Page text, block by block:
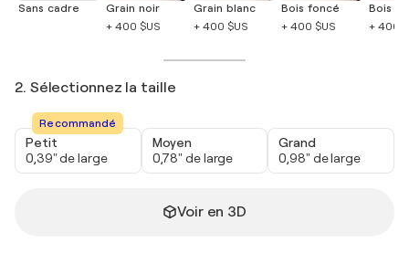
Sans cadre
Grain noir
+ 400 $US
Grain blanc
+ 400 $US
Bois foncé
+ 400 $US
Bois
+ 400
2. Sélectionnez la taille
Recommandé
Petit
0,39" de large
Moyen
0,78" de large
Grand
0,98" de large
Voir en 3D